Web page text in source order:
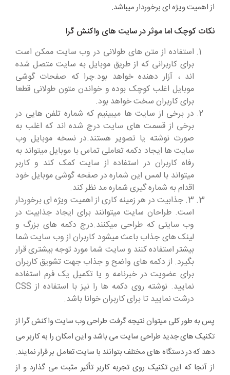
از اهمیت ویژه ای برخوردار میباشد.
نکات کوچک اما موثر در سایت های واکنش گرا
استفاده از متن های طولانی در وب سایت ممکن است
برای کاربرانی که از طریق موبایل به سایت متصل شده
اند ، آزار دهنده خواهد بود.چرا که صفحات گوشی
موبایل اغلب کوچک بوده و خواندن متون طولانی قطعا
برای کاربران سخت خواهد بود.
در برخی از سایت ها میبینیم که شماره تلفن هایی در
برخی از قسمت های سایت درج شده اند که اغلب به
صورت نوشته یا تصویر هستند.در نسخه موبایل وب
سایت ها ایجاد دکمه تعاملی تماس با موبایل میتواند به
رفاه کاربران در استفاده از سایت کمک کند و کاربر
میتواند با لمس این شماره در صفحه گوشی موبایل خود
اقدام به شماره گیری شماره مد نظر کند.
3. جذابیت در هر زمینه کاری از اهمیت ویژه ای برخوردار
است. طراحان سایت میتوانند برای ایجاد جذابیت در
وب سایتی که طراحی میکنند.درج دکمه های بزرگ و
لینک های جذاب باعث میشود کاربران از وب سایت شما
بیشتر استفاده کنند و سایت شما مورد توجه بیشتری قرار
بگیرد. از دکمه های واضح و جذاب جهت تشویق کاربران
برای عضویت در خبرنامه و یا تکمیل یک فرم استفاده
نمایید. نوشته روی دکمه ها را نیز با استفاده از CSS
درشت نمایید تا برای کاربران خوانا باشد.
پس به طور کلی میتوان نتیجه گرفت طراحی وب سایت واکنش گرا از
تکنیک های جدید طراحی سایت می باشد و این امکان را به کاربر می
دهد که در دستگاه های مختلف بتوانند با سایت تعامل بر قرار نمایند.
از آنجا که این تکنیک روی تجربه کاربر تأثیر مثبت می گذارد و از